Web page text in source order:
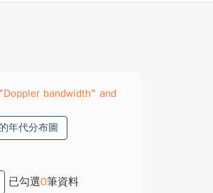
bandwidth" and
年代分布圖
已勾選0筆資料